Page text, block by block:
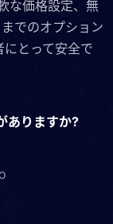
な価格設定、無
でのオプション
とって安全で
ありますか?